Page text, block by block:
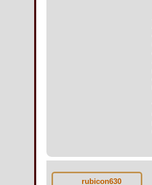
rubicon630